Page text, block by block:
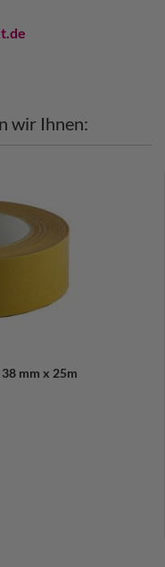
wir Ihnen:
mm x 25m